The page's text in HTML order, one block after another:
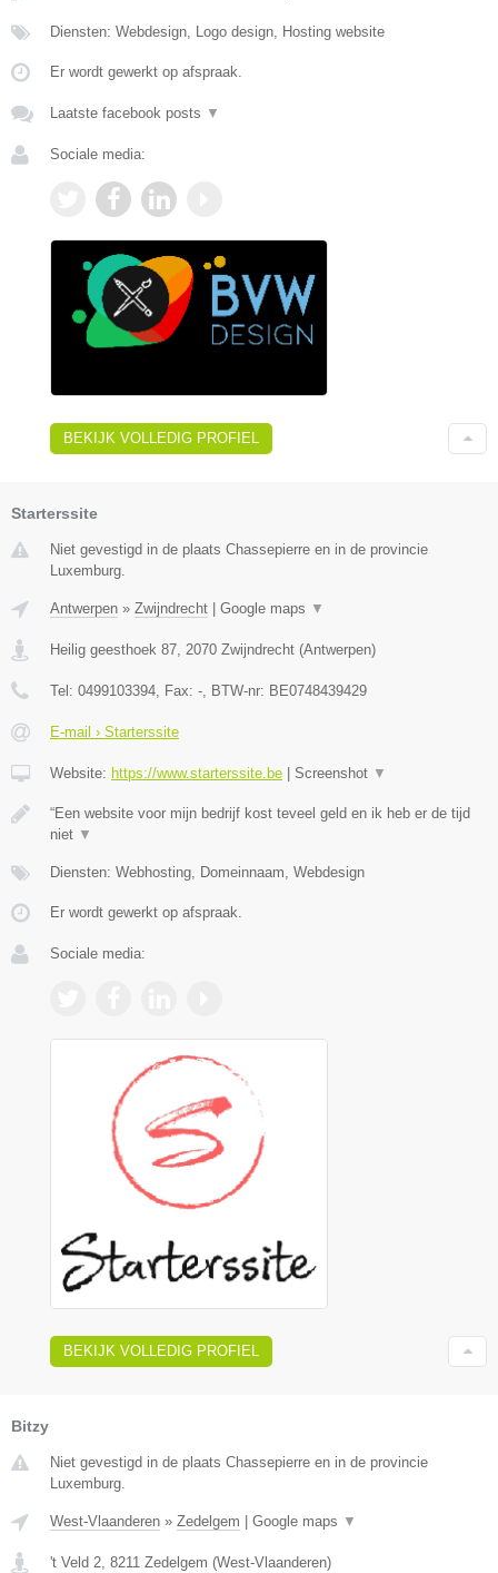
Diensten: Webdesign, Logo design, Hosting website
Er wordt gewerkt op afspraak.
Laatste facebook posts ▼
Sociale media:
BEKIJK VOLLEDIG PROFIEL
Starterssite
Niet gevestigd in de plaats Chassepierre en in de provincie
Luxemburg.
Antwerpen » Zwijndrecht Google maps ▼
Heilig geesthoek 87 2070 Zwijndrecht (Antwerpen)
Tel: 0499103394 , Fax: - , BTW-nr: BE0748439429
E-mail › Starterssite
Website: https://www.starterssite.be Screenshot ▼
“Een website voor mijn bedrijf kost teveel geld en ik heb er de tijd
niet ▼
Diensten: Webhosting, Domeinnaam, Webdesign
Er wordt gewerkt op afspraak.
Sociale media:
BEKIJK VOLLEDIG PROFIEL
Bitzy
Niet gevestigd in de plaats Chassepierre en in de provincie
Luxemburg.
West-Vlaanderen » Zedelgem Google maps ▼
't Veld 2 8211 Zedelgem (West-Vlaanderen)